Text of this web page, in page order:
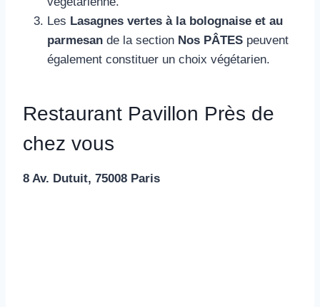
Les Lasagnes vertes à la bolognaise et au
parmesan de la section Nos PÂTES peuvent
également constituer un choix végétarien.
Restaurant Pavillon Près de
chez vous
8 Av. Dutuit, 75008 Paris